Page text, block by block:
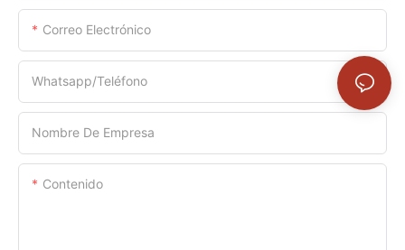
Correo Electrónico
Whatsapp/Teléfono
Nombre De Empresa
Contenido